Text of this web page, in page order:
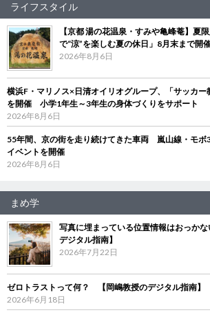
ライフスタイル
【京都 湯の花温泉・すみや亀峰菴】夏
で“涼”を楽しむ夏の休日」8月末まで開
2026年8月6日
横浜F・マリノス×日清オイリオグループ、「サッカー
を開催 小学1年生～3年生の身体づくりをサポート
2026年8月6日
55年間、京の街を走り続けてきた車両 嵐山線・モボ
イベントを開催
2026年8月6日
まめ学
写真に埋まっている位置情報はおっか
デジタル指南】
2026年7月22日
ゼロトラストって何？ 【岡嶋教授のデジタル指南】
2026年6月18日